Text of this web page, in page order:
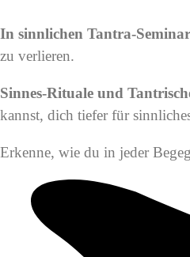
In sinnlichen Tantra-
zu verlieren.
Sinnes-Rituale und
kannst, dich tiefer für
Erkenne, wie du in jeder